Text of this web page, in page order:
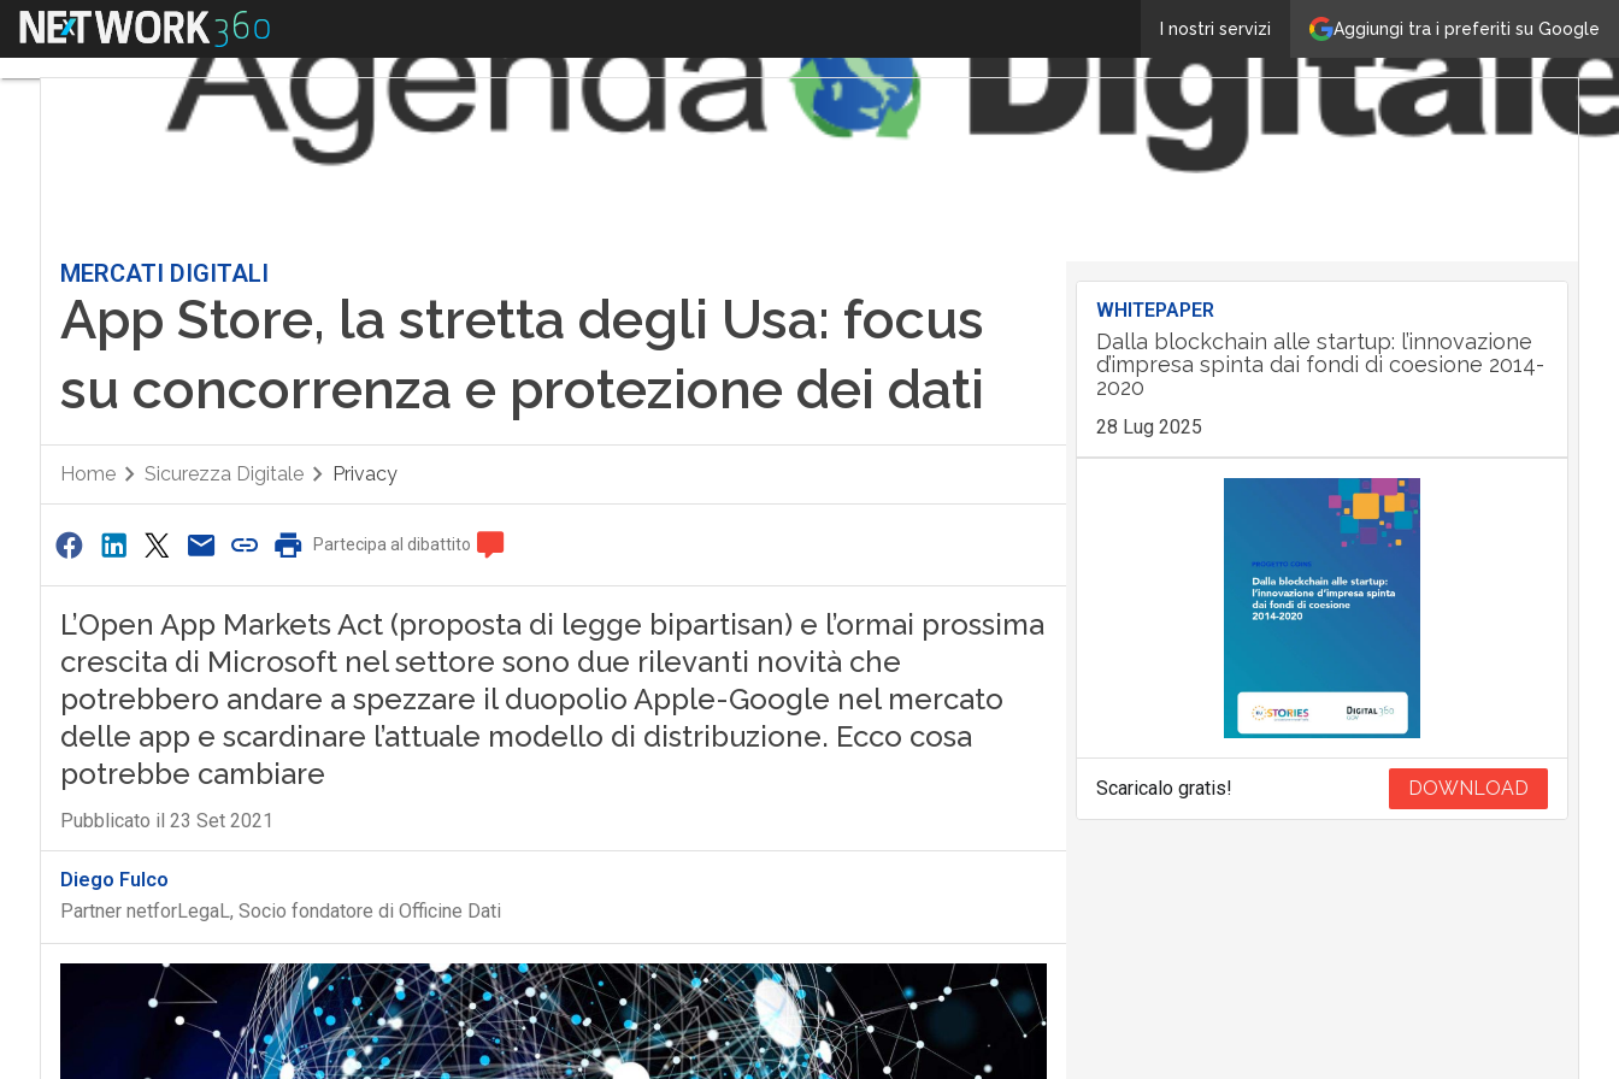
Aggiungi tra i preferiti su Google
I nostri servizi
Menu
MERCATI DIGITALI
App Store, la stretta degli Usa: focus
su concorrenza e protezione dei dati
Home Sicurezza Digitale Privacy
Partecipa al dibattito
L’Open App Markets Act (proposta di legge bipartisan) e l’ormai prossima
crescita di Microsoft nel settore sono due rilevanti novità che
potrebbero andare a spezzare il duopolio Apple-Google nel mercato
delle app e scardinare l’attuale modello di distribuzione. Ecco cosa
potrebbe cambiare
Pubblicato il 23 Set 2021
Diego Fulco
Partner netforLegaL, Socio fondatore di Officine Dati
WHITEPAPER
Dalla blockchain alle startup: l’innovazione
d’impresa spinta dai fondi di coesione 2014-
2020
28 Lug 2025
Scaricalo gratis! DOWNLOAD